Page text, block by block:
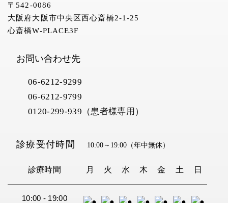
〒542-0086
大阪府大阪市中央区西心斎橋2-1-25
心斎橋W-PLACE3F
お問い合わせ先
06-6212-9299
06-6212-9799
0120-299-939（患者様専用）
診療受付時間 10:00～19:00 （年中無休）
診療時間 月 火 水 木 金 土 日
10:00 - 19:00